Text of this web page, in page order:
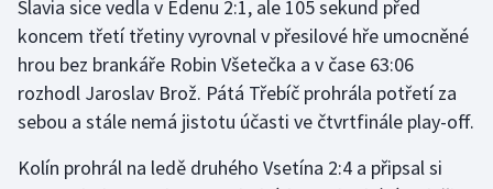
Slavia sice vedla v Edenu 2:1, ale 105 sekund před
koncem třetí třetiny vyrovnal v přesilové hře umocněné
hrou bez brankáře Robin Všetečka a v čase 63:06
rozhodl Jaroslav Brož. Pátá Třebíč prohrála potřetí za
sebou a stále nemá jistotu účasti ve čtvrtfinále play-off.
Kolín prohrál na ledě druhého Vsetína 2:4 a připsal si